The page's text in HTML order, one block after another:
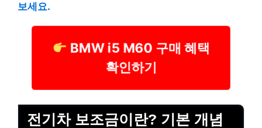
보세요.
BMW i5 M60 구매 혜택
확인하기
전기차 보조금이란? 기본 개념